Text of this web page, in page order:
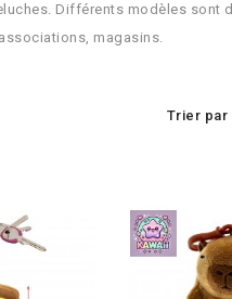
Différents modèles
magasins.
Trier par